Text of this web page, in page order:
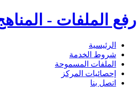
رفع الملفات -
الرئيسية
شروط الخدمة
الملفات المسموحة
إحصائيات المركز
اتصل بنا